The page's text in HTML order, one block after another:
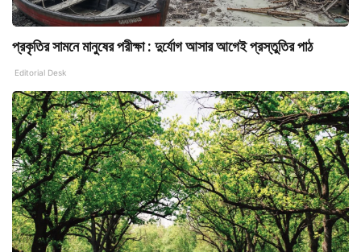
প্রকৃতির সামনে মানুষের পরীক্ষা : দুর্যোগ আসার আগেই প্রস্তুতির পাঠ
Editorial Desk